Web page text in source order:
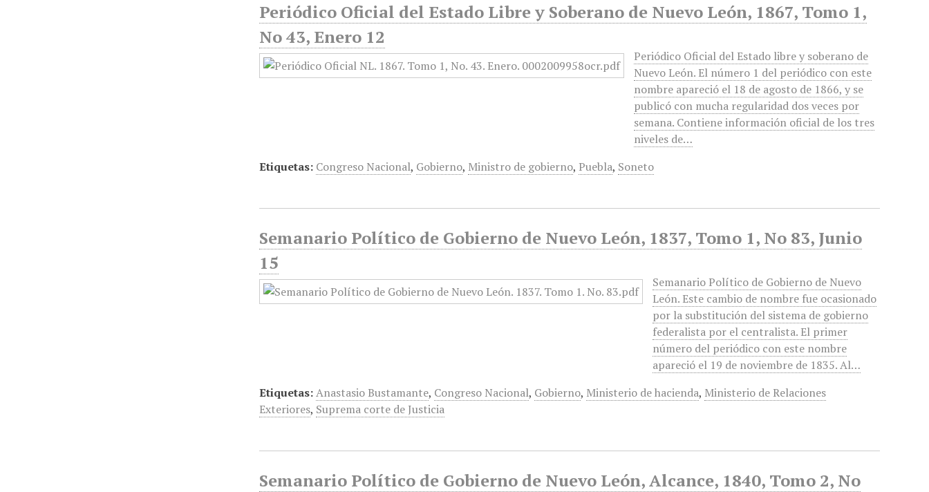
Periódico Oficial del Estado Libre y Soberano de Nuevo León, 1867, Tomo 1,
No 43, Enero 12
Periódico Oficial del Estado libre y soberano de
Nuevo León. El número 1 del periódico con este
nombre apareció el 18 de agosto de 1866, y se
publicó con mucha regularidad dos veces por
semana. Contiene información oficial de los tres
niveles de…
Etiquetas: Congreso Nacional, Gobierno, Ministro de gobierno, Puebla, Soneto
Semanario Político de Gobierno de Nuevo León, 1837, Tomo 1, No 83, Junio
15
Semanario Político de Gobierno de Nuevo
León. Este cambio de nombre fue ocasionado
por la substitución del sistema de gobierno
federalista por el centralista. El primer
número del periódico con este nombre
apareció el 19 de noviembre de 1835. Al…
Etiquetas:Anastasio Bustamante, Congreso Nacional, Gobierno, Ministerio de hacienda, Ministerio de Relaciones
Exteriores, Suprema corte de Justicia
Semanario Político de Gobierno de Nuevo León, Alcance, 1840, Tomo 2, No